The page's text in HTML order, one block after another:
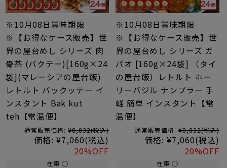
※10月08日賞味期限
※【お得なケース販売】世
界の屋台めし シリーズ 肉
骨茶 (バクテー)[160g×24
袋](マレーシアの屋台飯)
レトルト バックッテー イ
ンスタント Bak kut
teh【常温便】
通常販売価格: ¥8,832(税込)
価格: ¥7,060(税込)
20%OFF
在庫 ○
※10月08日賞味期限
※【お得なケース販売】世
界の屋台めし シリーズ ガ
パオ [160g×24袋] （タイ
の屋台飯）レトルト ホー
リーバジル ナンプラー 手
軽 簡単 インスタント【常
温便】
通常販売価格: ¥8,832(税込)
価格: ¥7,060(税込)
20%OFF
在庫 ○